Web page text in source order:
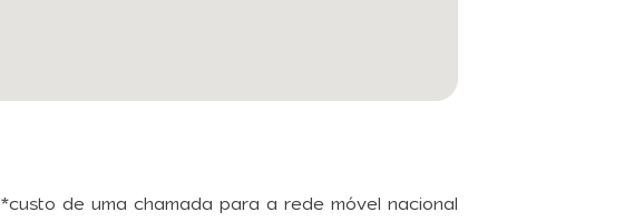
de uma chamada para a rede móvel nacional